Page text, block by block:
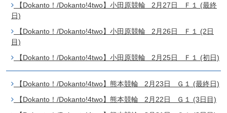
【Dokanto！/Dokanto!4two】小田原競輪 2月27日 Ｆ１ (最終
日)
【Dokanto！/Dokanto!4two】小田原競輪 2月26日 Ｆ１ (2日
目)
【Dokanto！/Dokanto!4two】小田原競輪 2月25日 Ｆ１ (初日)
【Dokanto！/Dokanto!4two】熊本競輪 2月23日 Ｇ１ (最終日)
【Dokanto！/Dokanto!4two】熊本競輪 2月22日 Ｇ１ (3日目)